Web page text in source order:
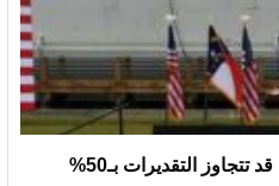
تكلفة “أسطول ترامب الذهبي” قد تتجاوز التقديرات بـ50%